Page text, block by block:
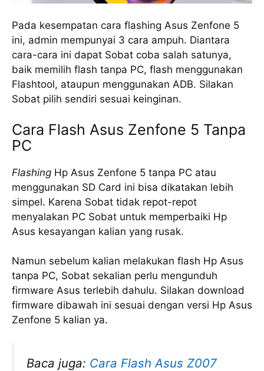
Pada kesempatan cara flashing Asus Zenfone 5
ini, admin mempunyai 3 cara ampuh. Diantara
cara-cara ini dapat Sobat coba salah satunya,
baik memilih flash tanpa PC, flash menggunakan
Flashtool, ataupun menggunakan ADB. Silakan
Sobat pilih sendiri sesuai keinginan.
Cara Flash Asus Zenfone 5 Tanpa
PC
Flashing Hp Asus Zenfone 5 tanpa PC atau
menggunakan SD Card ini bisa dikatakan lebih
simpel. Karena Sobat tidak repot-repot
menyalakan PC Sobat untuk memperbaiki Hp
Asus kesayangan kalian yang rusak.
Namun sebelum kalian melakukan flash Hp Asus
tanpa PC, Sobat sekalian perlu mengunduh
firmware Asus terlebih dahulu. Silakan download
firmware dibawah ini sesuai dengan versi Hp Asus
Zenfone 5 kalian ya.
Baca juga: Cara Flash Asus Z007